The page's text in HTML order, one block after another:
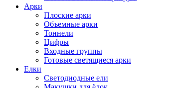
Арки
Плоские арки
Объемные арки
Тоннели
Цифры
Входные группы
Готовые светящиеся арки
Елки
Светодиодные ели